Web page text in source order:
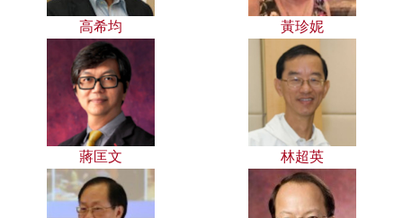
高希均 黃珍妮
蔣匡文 林超英